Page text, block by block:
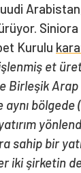
Siniora
Kurulu
et
Birleşik
aynı bölgede
sahip bir
iki şirketin